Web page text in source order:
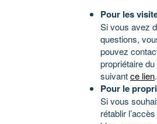
Pour les
Si vous avez
questions,
pouvez
propriétaire
suivantce lien.
Pour le
Si vous
rétablir